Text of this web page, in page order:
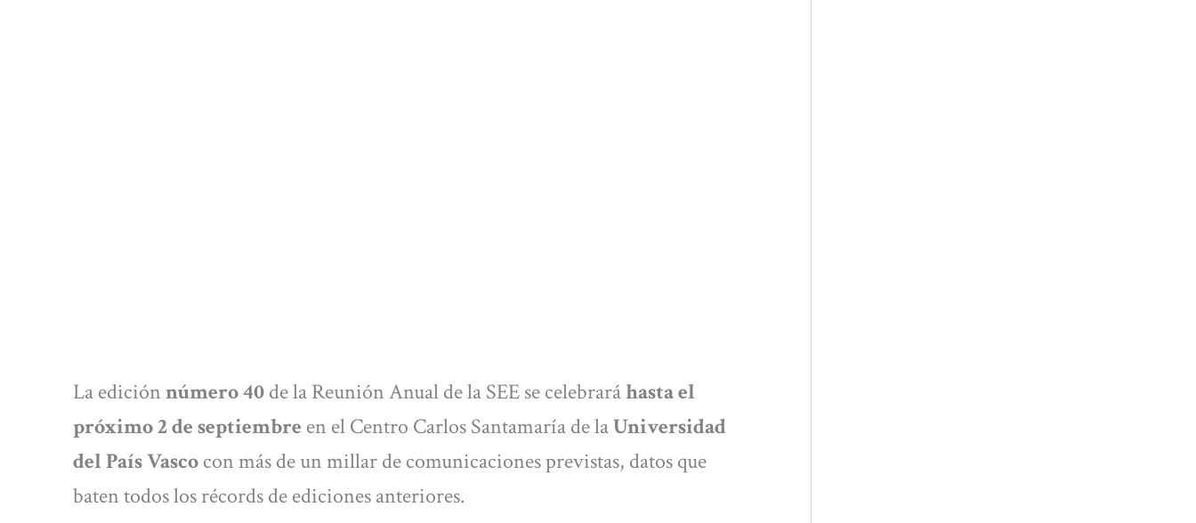
La ediciónnúmero 40de la Reunión Anual de la SEE se celebraráhasta el
próximo 2 de septiembre en el Centro Carlos Santamaría de laUniversidad
del País Vascocon más de un millar de comunicaciones previstas, datos que
baten todos los récords de ediciones anteriores.